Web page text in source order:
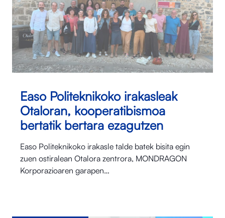
Easo Politeknikoko irakasleak
Otaloran, kooperatibismoa
bertatik bertara ezagutzen
Easo Politeknikoko irakasle talde batek bisita egin
zuen ostiralean Otalora⁠ zentrora, MONDRAGON
Korporazioaren garapen…